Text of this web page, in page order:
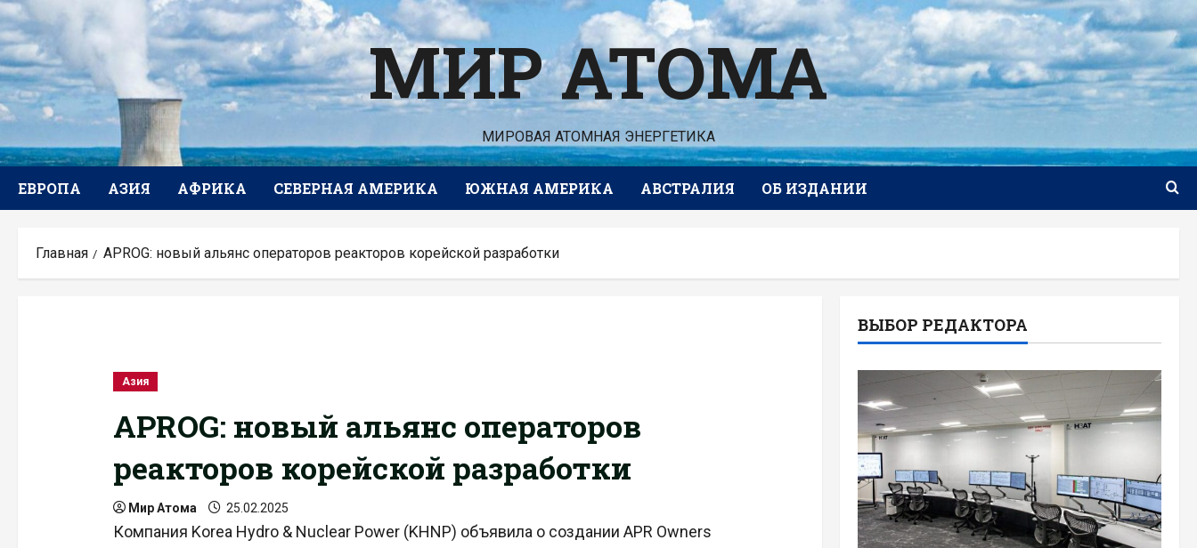
Перейти
к
содержимому
МИР АТОМА
МИРОВАЯ АТОМНАЯ ЭНЕРГЕТИКА
ЕВРОПА АЗИЯ АФРИКА СЕВЕРНАЯ АМЕРИКА ЮЖНАЯ АМЕРИКА АВСТРАЛИЯ ОБ ИЗДАНИИ
Главная APROG: новый альянс операторов реакторов корейской разработки
Азия
APROG: новый альянс операторов
реакторов корейской разработки
Мир Атома 25.02.2025
Компания Korea Hydro & Nuclear Power (KHNP) объявила о создании APR Owners
ВЫБОР РЕДАКТОРА